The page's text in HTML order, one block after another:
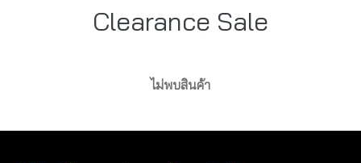
Clearance Sale
ไม่พบสินค้า